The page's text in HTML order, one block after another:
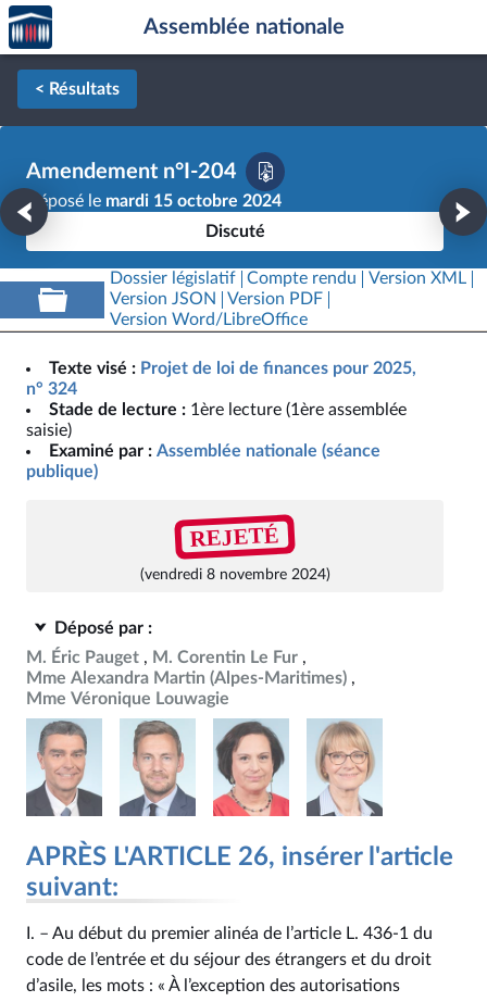
Aller au contenu
Aller en bas de la page
Accèder
à la
page
d'accueil
Assemblée nationale
< Résultats
Amendement n°I-204
Déposé le mardi 15 octobre 2024
Discuté
Dossier législatif Compte rendu
Version XML
Version JSON
Version PDF
Version Word/LibreOffice
Texte visé : Projet de loi de finances pour 2025,
n° 324
Stade de lecture : 1ère lecture (1ère assemblée
saisie)
Examiné par : Assemblée nationale (séance
publique)
REJETÉ
(vendredi 8 novembre 2024)
Déposé par :
M. Éric Pauget
M. Corentin Le Fur
Mme Alexandra Martin (Alpes-Maritimes)
Mme Véronique Louwagie
APRÈS L'ARTICLE 26, insérer l'article
suivant:
I. – Au début du premier alinéa de l’article L. 436‑1 du
code de l’entrée et du séjour des étrangers et du droit
d’asile, les mots : « À l’exception des autorisations